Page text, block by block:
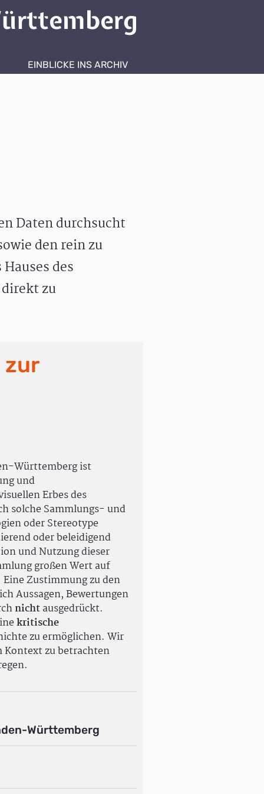
EINBLICKE INS ARCHIV
Daten durchsucht
den rein zu
des
zu
Württemberg ist
und
Erbes des
solche Sammlungs- und
oder Stereotype
oder beleidigend
und Nutzung dieser
großen Wert auf
Eine Zustimmung zu den
Aussagen, Bewertungen
nichtausgedrückt.
kritische
zu ermöglichen. Wir
Kontext zu betrachten
Württemberg